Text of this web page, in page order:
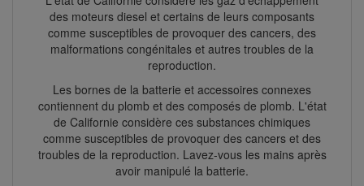
des moteurs diesel et certains de leurs composants
comme susceptibles de provoquer des cancers, des
malformations congénitales et autres troubles de la
reproduction.
Les bornes de la batterie et accessoires connexes
contiennent du plomb et des composés de plomb. L'état
de Californie considère ces substances chimiques
comme susceptibles de provoquer des cancers et des
troubles de la reproduction. Lavez-vous les mains après
avoir manipulé la batterie.